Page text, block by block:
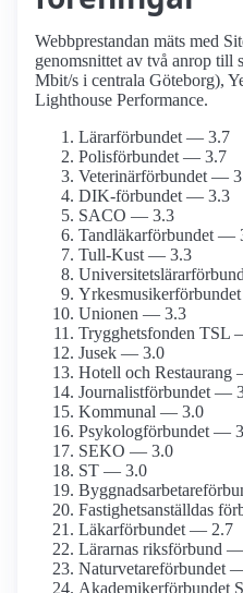
Webbprestandan mäts med
genomsnittet av två anrop till
Mbit/s i centrala Göteborg),
Lighthouse Performance.
Lärarförbundet — 3.7
Polisförbundet — 3.7
Veterinärförbundet —
DIK-förbundet — 3.3
SACO — 3.3
Tandläkar­förbundet —
Tull-Kust — 3.3
Unionen — 3.3
Trygghetsfonden TSL
Jusek — 3.0
Hotell och Restaurang
Journalist­förbundet —
Kommunal — 3.0
Psykolog­förbundet —
SEKO — 3.0
ST — 3.0
Fastighets­anställdas
Läkarförbundet — 2.7
Lärarnas riksförbund
Naturvetare­förbundet
Akademiker­förbundet